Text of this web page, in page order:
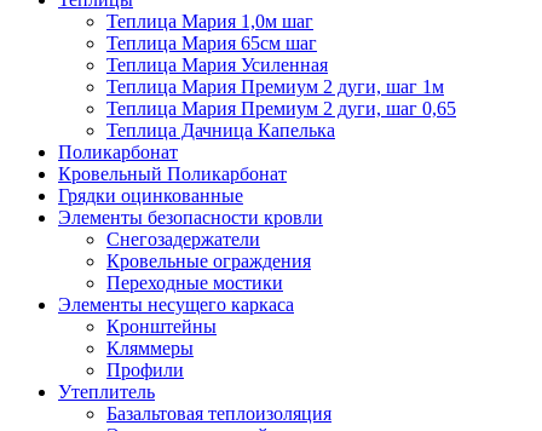
Теплица Мария 1,0м шаг
Теплица Мария 65см шаг
Теплица Мария Усиленная
Теплица Мария Премиум 2 дуги, шаг 1м
Теплица Мария Премиум 2 дуги, шаг 0,65
Теплица Дачница Капелька
Поликарбонат
Кровельный Поликарбонат
Грядки оцинкованные
Элементы безопасности кровли
Снегозадержатели
Кровельные ограждения
Переходные мостики
Элементы несущего каркаса
Кронштейны
Кляммеры
Профили
Утеплитель
Базальтовая теплоизоляция